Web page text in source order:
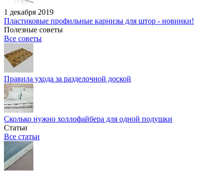
1 декабря 2019
Пластиковые профильные карнизы для штор - новинки!
Полезные советы
Все советы
Правила ухода за разделочной доской
Сколько нужно холлофайбера для одной подушки
Статьи
Все статьи